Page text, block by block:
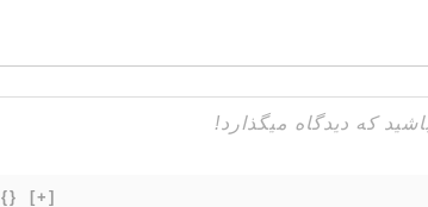
{} [+]